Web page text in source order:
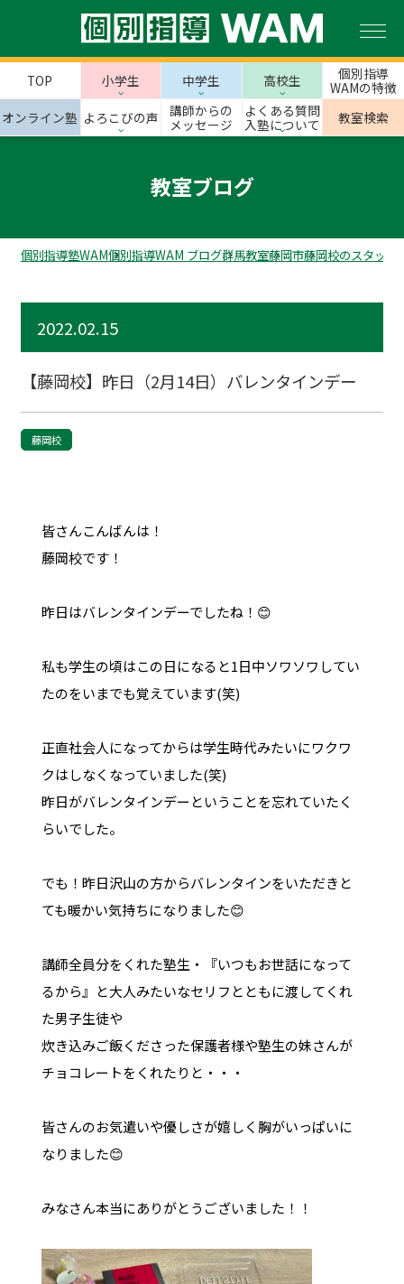
TOP 小学生 中学生 高校生
個別指導
WAMの特徴
オンライン塾 よろこびの声
講師からの
メッセージ
よくある質問
入塾について
教室検索
教室ブログ
個別指導塾WAM個別指導WAM ブログ群馬教室藤岡市藤岡校のスタッフ
2022.02.15
【藤岡校】昨日（2月14日）バレンタインデー
藤岡校
皆さんこんばんは！
藤岡校です！
昨日はバレンタインデーでしたね！😊
私も学生の頃はこの日になると1日中ソワソワしてい
たのをいまでも覚えています(笑)
正直社会人になってからは学生時代みたいにワクワ
クはしなくなっていました(笑)
昨日がバレンタインデーということを忘れていたく
らいでした。
でも！昨日沢山の方からバレンタインをいただきと
ても暖かい気持ちになりました😊
講師全員分をくれた塾生・『いつもお世話になって
るから』と大人みたいなセリフとともに渡してくれ
た男子生徒や
炊き込みご飯くださった保護者様や塾生の妹さんが
チョコレートをくれたりと・・・
皆さんのお気遣いや優しさが嬉しく胸がいっぱいに
なりました😊
みなさん本当にありがとうございました！！